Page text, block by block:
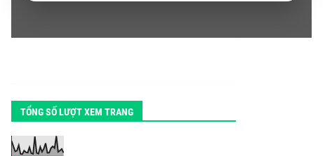
TỔNG SỐ LƯỢT XEM TRANG